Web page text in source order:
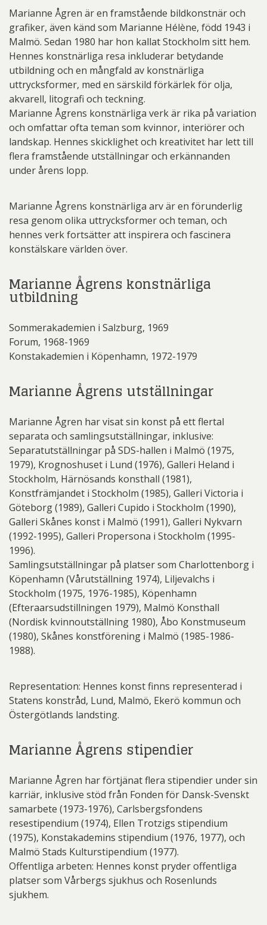
Marianne Ågren är en framstående bildkonstnär och
grafiker, även känd som Marianne Hélène, född 1943 i
Malmö. Sedan 1980 har hon kallat Stockholm sitt hem.
Hennes konstnärliga resa inkluderar betydande
utbildning och en mångfald av konstnärliga
uttrycksformer, med en särskild förkärlek för olja,
akvarell, litografi och teckning.
Marianne Ågrens konstnärliga verk är rika på variation
och omfattar ofta teman som kvinnor, interiörer och
landskap. Hennes skicklighet och kreativitet har lett till
flera framstående utställningar och erkännanden
under årens lopp.
Marianne Ågrens konstnärliga arv är en förunderlig
resa genom olika uttrycksformer och teman, och
hennes verk fortsätter att inspirera och fascinera
konstälskare världen över.
Marianne Ågrens konstnärliga
utbildning
Sommerakademien i Salzburg, 1969
Forum, 1968-1969
Konstakademien i Köpenhamn, 1972-1979
Marianne Ågrens utställningar
Marianne Ågren har visat sin konst på ett flertal
separata och samlingsutställningar, inklusive:
Separatutställningar på SDS-hallen i Malmö (1975,
1979), Krognoshuset i Lund (1976), Galleri Heland i
Stockholm, Härnösands konsthall (1981),
Konstfrämjandet i Stockholm (1985), Galleri Victoria i
Göteborg (1989), Galleri Cupido i Stockholm (1990),
Galleri Skånes konst i Malmö (1991), Galleri Nykvarn
(1992-1995), Galleri Propersona i Stockholm (1995-
1996).
Samlingsutställningar på platser som Charlottenborg i
Köpenhamn (Vårutställning 1974), Liljevalchs i
Stockholm (1975, 1976-1985), Köpenhamn
(Efteraarsudstillningen 1979), Malmö Konsthall
(Nordisk kvinnoutställning 1980), Åbo Konstmuseum
(1980), Skånes konstförening i Malmö (1985-1986-
1988).
Representation: Hennes konst finns representerad i
Statens konstråd, Lund, Malmö, Ekerö kommun och
Östergötlands landsting.
Marianne Ågrens stipendier
Marianne Ågren har förtjänat flera stipendier under sin
karriär, inklusive stöd från Fonden för Dansk-Svenskt
samarbete (1973-1976), Carlsbergsfondens
resestipendium (1974), Ellen Trotzigs stipendium
(1975), Konstakademins stipendium (1976, 1977), och
Malmö Stads Kulturstipendium (1977).
Offentliga arbeten: Hennes konst pryder offentliga
platser som Vårbergs sjukhus och Rosenlunds
sjukhem.